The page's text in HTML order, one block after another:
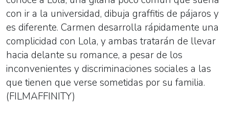
con ir a la universidad, dibuja graffitis de pájaros y
es diferente. Carmen desarrolla rápidamente una
complicidad con Lola, y ambas tratarán de llevar
hacia delante su romance, a pesar de los
inconvenientes y discriminaciones sociales a las
que tienen que verse sometidas por su familia.
(FILMAFFINITY)